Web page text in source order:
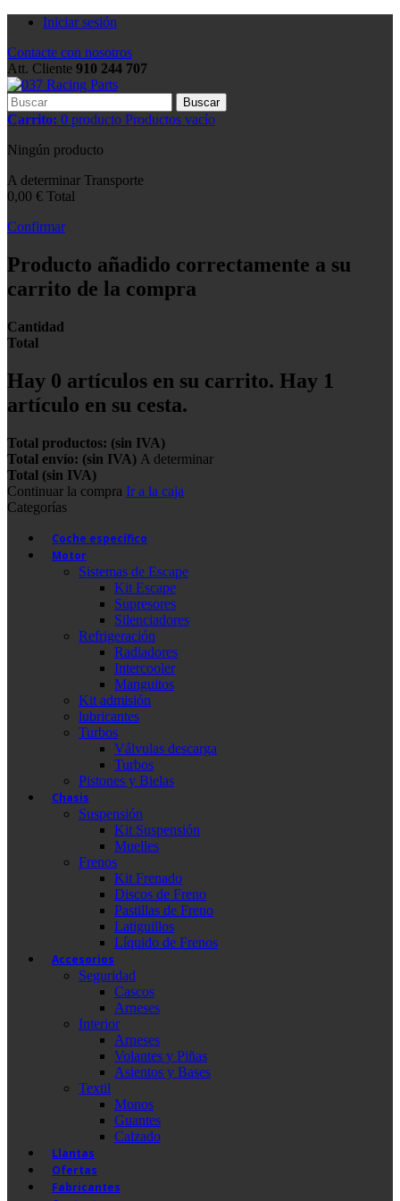
Iniciar sesión
Contacte con nosotros
Att. Cliente 910 244 707
Buscar
Carrito: 0 producto Productos vacío
Ningún producto
A determinar Transporte
0,00 € Total
Confirmar
Producto añadido correctamente a su
carrito de la compra
Cantidad
Total
Hay 0 artículos en su carrito. Hay 1
artículo en su cesta.
Total productos: (sin IVA)
Total envío: (sin IVA) A determinar
Total (sin IVA)
Continuar la compra Ir a la caja
Categorías
Coche específico
Motor
Sistemas de Escape
Kit Escape
Supresores
Silenciadores
Refrigeración
Radiadores
Intercooler
Manguitos
Kit admisión
lubricantes
Turbos
Válvulas descarga
Turbos
Pistones y Bielas
Chasis
Suspensión
Kit Suspensión
Muelles
Frenos
Kit Frenado
Discos de Freno
Pastillas de Freno
Latiguillos
Líquido de Frenos
Accesorios
Seguridad
Cascos
Arneses
Interior
Arneses
Volantes y Piñas
Asientos y Bases
Textil
Monos
Guantes
Calzado
Llantas
Ofertas
Fabricantes